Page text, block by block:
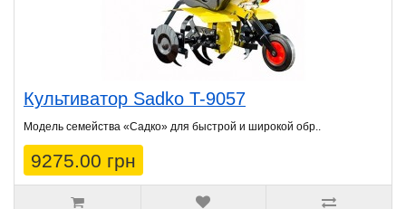
Культиватор Sadko T-9057
Модель семейства «Садко» для быстрой и широкой обр..
9275.00 грн